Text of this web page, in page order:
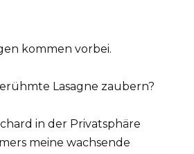
kommen vorbei.
Lasagne zaubern?
in der Privatsphäre
meine wachsende